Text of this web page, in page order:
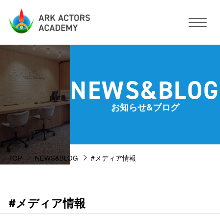
アークアクターズアカデミーについて
コース・予約方法・料金
活動サポート
講師紹介
NEWS&BLOG
お知らせ&ブログ
TOP NEWS&BLOG #メディア情報
#メディア情報